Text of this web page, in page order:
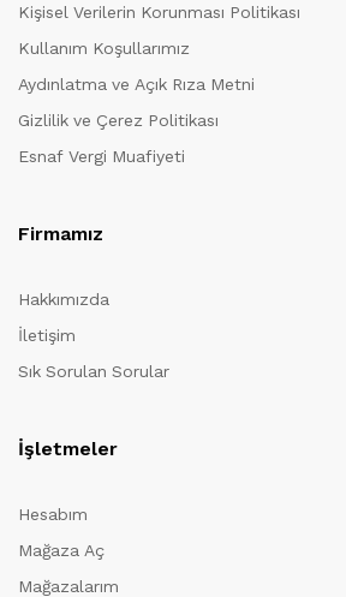
Kişisel Verilerin Korunması Politikası
Kullanım Koşullarımız
Aydınlatma ve Açık Rıza Metni
Gizlilik ve Çerez Politikası
Esnaf Vergi Muafiyeti
Firmamız
Hakkımızda
İletişim
Sık Sorulan Sorular
İşletmeler
Hesabım
Mağaza Aç
Mağazalarım